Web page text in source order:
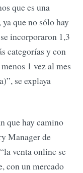
que es una
que no sólo hay
incorporaron 1,3
categorías y con
1 vez al mes
se explaya
que hay camino
Manager de
venta online se
con un mercado